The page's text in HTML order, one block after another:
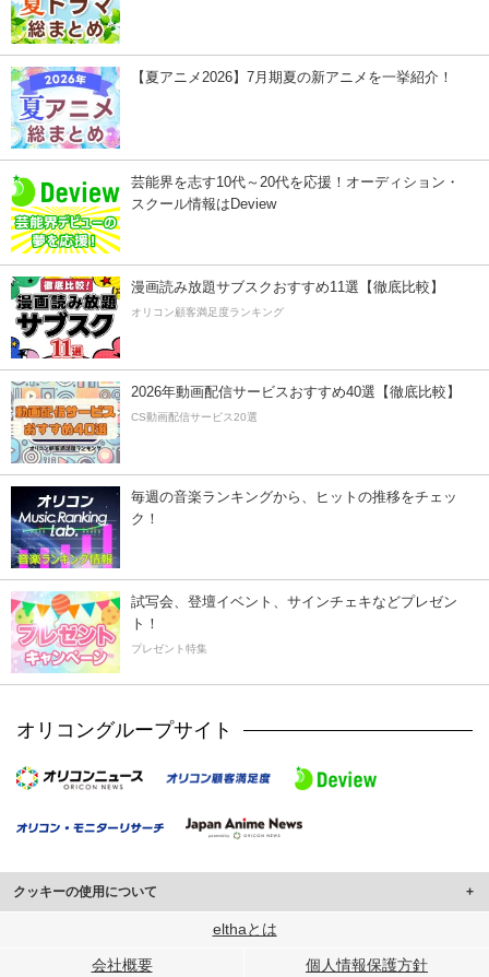
【夏アニメ2026】7月期夏の新アニメを一挙紹介！
芸能界を志す10代～20代を応援！オーディション・
スクール情報はDeview
漫画読み放題サブスクおすすめ11選【徹底比較】
オリコン顧客満足度ランキング
2026年動画配信サービスおすすめ40選【徹底比較】
CS動画配信サービス20選
毎週の音楽ランキングから、ヒットの推移をチェッ
ク！
試写会、登壇イベント、サインチェキなどプレゼン
ト！
プレゼント特集
オリコングループサイト
クッキーの使用について
このサイトでは Cookie を使用して、ユーザーに合わせたコンテンツや広告の
行っています。
elthaとは
会社概要 個人情報保護方針